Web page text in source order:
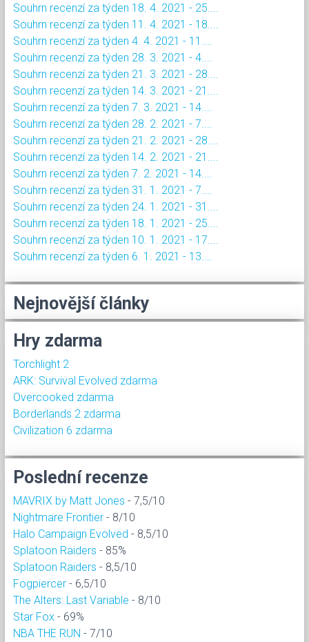
Souhrn recenzí za týden 18. 4. 2021 - 25....
Souhrn recenzí za týden 11. 4. 2021 - 18....
Souhrn recenzí za týden 4. 4. 2021 - 11....
Souhrn recenzí za týden 28. 3. 2021 - 4....
Souhrn recenzí za týden 21. 3. 2021 - 28....
Souhrn recenzí za týden 14. 3. 2021 - 21....
Souhrn recenzí za týden 7. 3. 2021 - 14....
Souhrn recenzí za týden 28. 2. 2021 - 7....
Souhrn recenzí za týden 21. 2. 2021 - 28....
Souhrn recenzí za týden 14. 2. 2021 - 21....
Souhrn recenzí za týden 7. 2. 2021 - 14....
Souhrn recenzí za týden 31. 1. 2021 - 7....
Souhrn recenzí za týden 24. 1. 2021 - 31....
Souhrn recenzí za týden 18. 1. 2021 - 25....
Souhrn recenzí za týden 10. 1. 2021 - 17....
Souhrn recenzí za týden 6. 1. 2021 - 13....
Nejnovější články
Hry zdarma
Torchlight 2
ARK: Survival Evolved zdarma
Overcooked zdarma
Borderlands 2 zdarma
Civilization 6 zdarma
Poslední recenze
MAVRIX by Matt Jones - 7,5/10
Nightmare Frontier - 8/10
Halo Campaign Evolved - 8,5/10
Splatoon Raiders - 85%
Splatoon Raiders - 8,5/10
Fogpiercer - 6,5/10
The Alters: Last Variable - 8/10
Star Fox - 69%
NBA THE RUN - 7/10